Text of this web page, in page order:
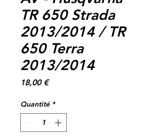
TR 650 Strada
2013/2014 / TR
650 Terra
2013/2014
18,00 €Prix
Quantité *